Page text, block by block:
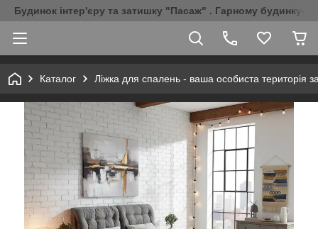
Будинок інтер'єру та затишку "Пасаж" . Гарному будинку-
Каталог Ліжка для спалень - ваша особиста територія